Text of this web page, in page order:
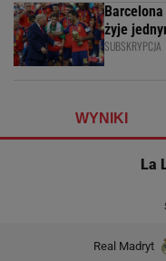
żyje
SUBSKRYPCJA
WYNIKI
La
Real Madryt